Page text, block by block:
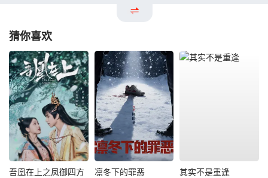
猜你喜欢
吾凰在上之凤御四方 凛冬下的罪恶 其实不是重逢